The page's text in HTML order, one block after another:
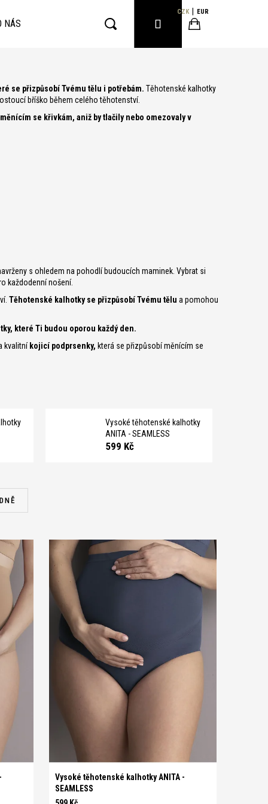
NÁS
CZK EUR
PŘIHLÁŠENÍ
košík
se přizpůsobí Tvému tělu i potřebám. Těhotenské kalhotky
bříško během celého těhotenství.
se křivkám, aniž by tlačily nebo omezovaly v
s ohledem na pohodlí budoucích maminek. Vybrat si
každodenní nošení.
Těhotenské kalhotky se přizpůsobí Tvému tělu a pomohou
které Ti budou oporou každý den.
kvalitní kojicí podprsenky, která se přizpůsobí měnícím se
Vysoké těhotenské kalhotky
ANITA - SEAMLESS
599 Kč
M
Vysoké těhotenské kalhotky ANITA -
SEAMLESS